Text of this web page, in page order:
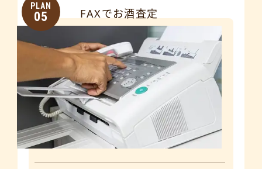
PLAN
05 FAXでお酒査定